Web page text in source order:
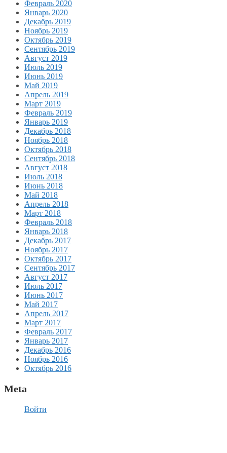
Февраль 2020
Январь 2020
Декабрь 2019
Ноябрь 2019
Октябрь 2019
Сентябрь 2019
Август 2019
Июль 2019
Июнь 2019
Май 2019
Апрель 2019
Март 2019
Февраль 2019
Январь 2019
Декабрь 2018
Ноябрь 2018
Октябрь 2018
Сентябрь 2018
Август 2018
Июль 2018
Июнь 2018
Май 2018
Апрель 2018
Март 2018
Февраль 2018
Январь 2018
Декабрь 2017
Ноябрь 2017
Октябрь 2017
Сентябрь 2017
Август 2017
Июль 2017
Июнь 2017
Май 2017
Апрель 2017
Март 2017
Февраль 2017
Январь 2017
Декабрь 2016
Ноябрь 2016
Октябрь 2016
Meta
Войти